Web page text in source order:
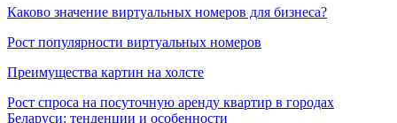
Каково значение виртуальных номеров для бизнеса?
Рост популярности виртуальных номеров
Преимущества картин на холсте
Рост спроса на посуточную аренду квартир в городах
Беларуси: тенденции и особенности